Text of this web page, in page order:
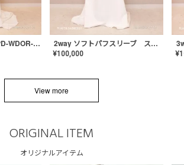
スレンダードレス〈PD-WDOR-2110〉 2way ソフトパフスリーブ スレンダードレス〈PD-WDOR-2112〉
¥100,000 ¥
View more
ORIGINAL ITEM
オリジナルアイテム